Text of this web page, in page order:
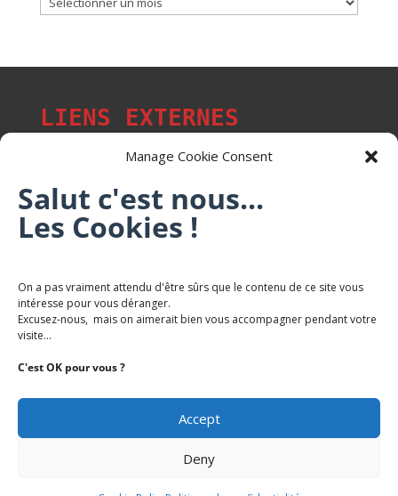
Manage Cookie Consent
Salut c'est nous...
Les Cookies !
On a pas vraiment attendu d'être sûrs que le contenu de ce site vous
intéresse pour vous déranger.
Excusez-nous, mais on aimerait bien vous accompagner pendant votre
visite...
C'est OK pour vous ?
Accept
Deny
LIENS EXTERNES
Les p'tits citoyens de Mont-Saint-Martin
Trail Saintmartinois Daniel FEITE
Karaté Mont Saint Martin